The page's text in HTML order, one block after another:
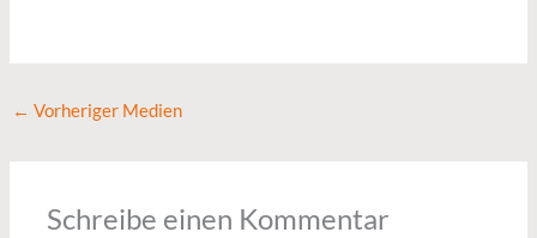
← Vorheriger Medien
Schreibe einen Kommentar